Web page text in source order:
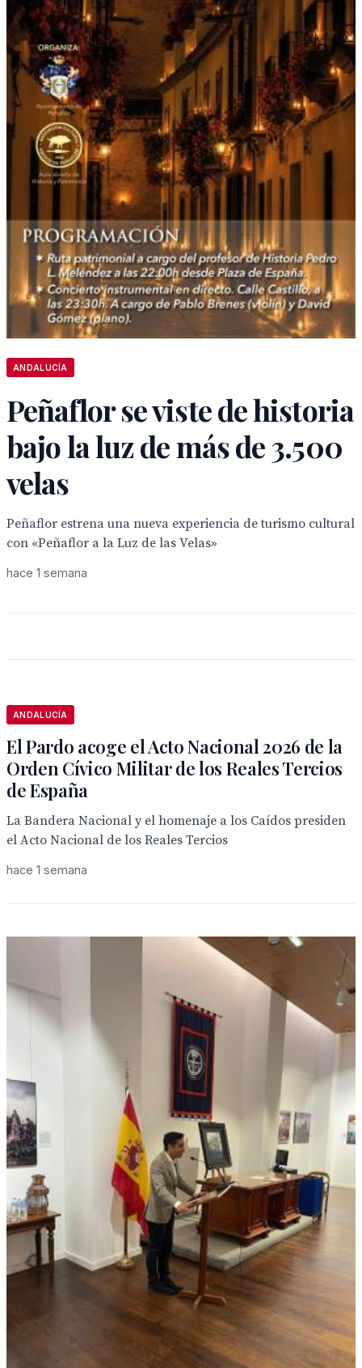
ANDALUCÍA
Peñaflor se viste de historia
bajo la luz de más de 3.500
velas
Peñaflor estrena una nueva experiencia de turismo cultural
con «Peñaflor a la Luz de las Velas»
hace 1 semana
ANDALUCÍA
El Pardo acoge el Acto Nacional 2026 de la
Orden Cívico Militar de los Reales Tercios
de España
La Bandera Nacional y el homenaje a los Caídos presiden
el Acto Nacional de los Reales Tercios
hace 1 semana